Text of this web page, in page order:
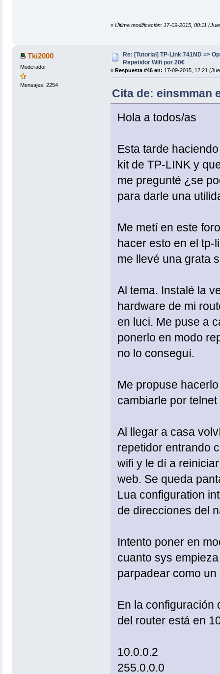
« Última modificación: 17-09-2015, 00:11
Tki2000
Moderador
Mensajes: 2254
Re: [Tutorial] TP-Link 741ND =>
Repetidor Wifi por 20€
« Respuesta #46 en: 17-09-2015, 12:21
Cita de: einsmman
Hola a todos/as
Esta tarde
kit de TP-LINK y
me pregunté ¿se
para darle una
Me metí en este
hacer esto en el tp-
me llevé una grata
Al tema. Instalé la
hardware de mi
en luci. Me puse a
ponerlo en modo
no lo conseguí.
Me propuse
cambiarle por
Al llegar a casa
repetidor entrando
wifi y le dí a
web. Se queda
Lua configuration
de direcciones del
Intento poner en
cuanto sys
parpadear como un
En la configuración
del router está en
10.0.0.2
255.0.0.0